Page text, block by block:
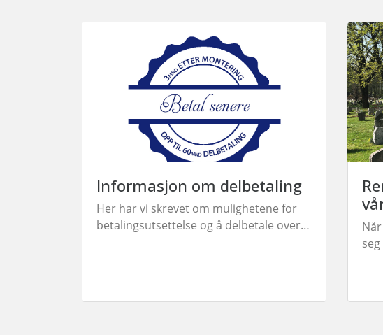
Informasjon om delbetaling
Her har vi skrevet om mulighetene for
betalingsutsettelse og å delbetale over